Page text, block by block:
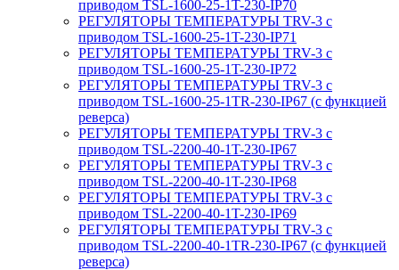
приводом TSL-1600-25-1T-230-IP70
РЕГУЛЯТОРЫ ТЕМПЕРАТУРЫ TRV-3 с
приводом TSL-1600-25-1T-230-IP71
РЕГУЛЯТОРЫ ТЕМПЕРАТУРЫ TRV-3 с
приводом TSL-1600-25-1T-230-IP72
РЕГУЛЯТОРЫ ТЕМПЕРАТУРЫ TRV-3 с
приводом TSL-1600-25-1TR-230-IP67 (с функцией
реверса)
РЕГУЛЯТОРЫ ТЕМПЕРАТУРЫ TRV-3 с
приводом TSL-2200-40-1T-230-IP67
РЕГУЛЯТОРЫ ТЕМПЕРАТУРЫ TRV-3 с
приводом TSL-2200-40-1T-230-IP68
РЕГУЛЯТОРЫ ТЕМПЕРАТУРЫ TRV-3 с
приводом TSL-2200-40-1T-230-IP69
РЕГУЛЯТОРЫ ТЕМПЕРАТУРЫ TRV-3 с
приводом TSL-2200-40-1TR-230-IP67 (с функцией
реверса)